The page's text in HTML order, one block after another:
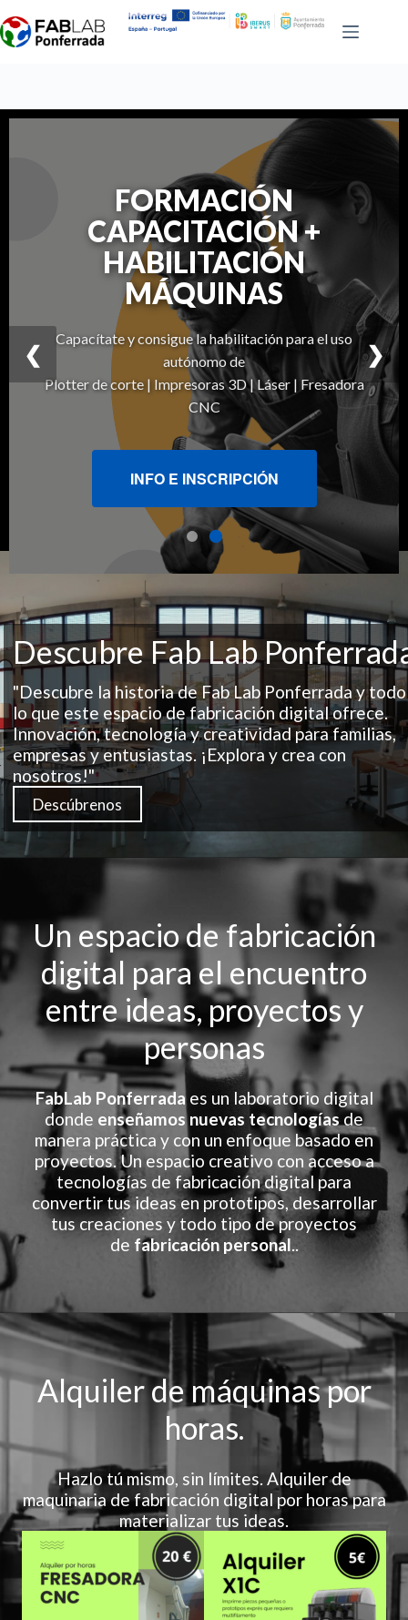
al
contenido
EXTRAESCOLARES
26/27
+ INFO
FORMACIÓN
CAPACITACIÓN +
HABILITACIÓN
MÁQUINAS
Capacítate y consigue la habilitación para el uso
autónomo de
Plotter de corte | Impresoras 3D | Láser | Fresadora
CNC
INFO E INSCRIPCIÓN
❮ ❯
Descubre Fab Lab
"Descubre la historia de Fab Lab Ponferrada y todo
lo que este espacio de fabricación digital ofrece.
Innovación, tecnología y creatividad para familias,
empresas y entusiastas. ¡Explora y crea con
nosotros!"
Descúbrenos
Un espacio de fabricación
digital para el encuentro
entre ideas, proyectos y
personas
FabLab Ponferrada es un laboratorio digital
donde enseñamos nuevas tecnologías de
manera práctica y con un enfoque basado en
proyectos. Un espacio creativo con acceso a
tecnologías de fabricación digital para
convertir tus ideas en prototipos, desarrollar
tus creaciones y todo tipo de proyectos
de fabricación personal..
Alquiler de máquinas por
horas.
Hazlo tú mismo, sin límites. Alquiler de
maquinaria de fabricación digital por horas para
materializar tus ideas.